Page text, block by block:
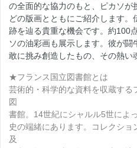
の全面的な協力のもと、ピカソが
どの版画とともにご紹介します。
跡を辿る貴重な機会です。約100
ソの油彩画も展示します。彼が
敢に挑み創造したもの、その熱い
★フランス国立図書館とは
芸術的・科学的な資料を収蔵する
図
書館。14世紀にシャルル5世によ
史の端緒にあります。コレクシ
及